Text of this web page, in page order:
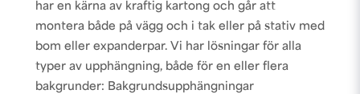
har en kärna av kraftig kartong och går att
montera både på vägg och i tak eller på stativ med
bom eller expanderpar. Vi har lösningar för alla
typer av upphängning, både för en eller flera
bakgrunder: Bakgrundsupphängningar